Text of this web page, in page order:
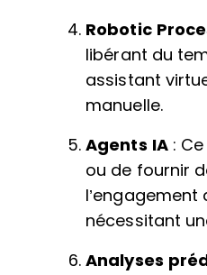
Robotic
libérant du
assistant
manuelle.
Agents IA: Ce
ou de fournir
nécessitant
Analyses